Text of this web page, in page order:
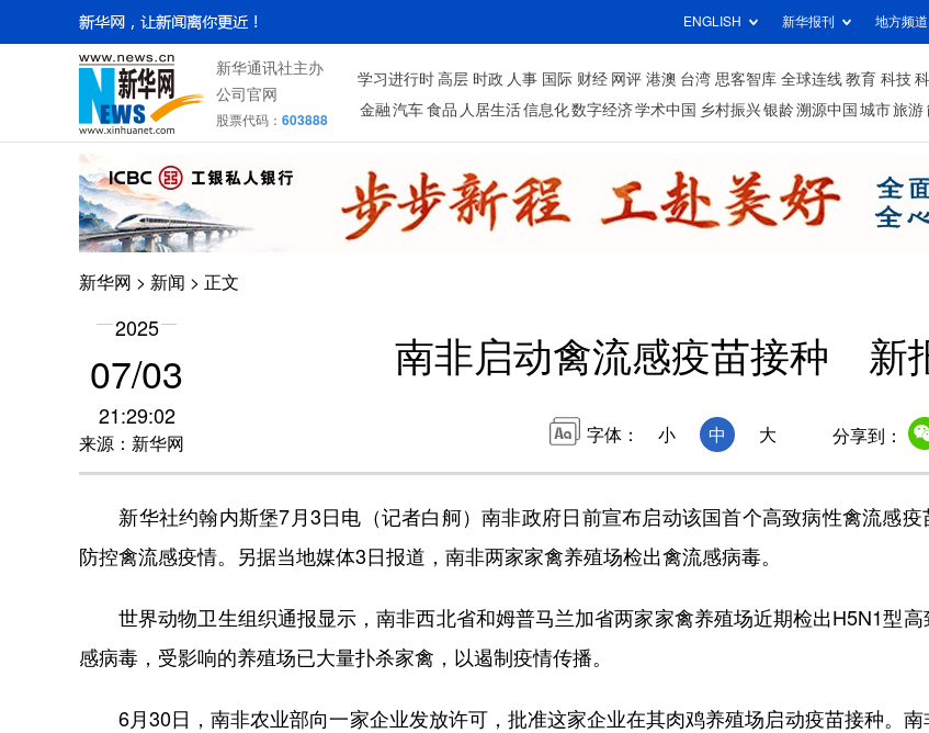
ENGLISH 新华报刊 地方频道
新华通讯社主办
公司官网
股票代码： 603888
学习进行时 高层 时政 人事 国际 财经 网评 港澳 台湾 思客智库 全球连线 教育 科技
金融 汽车 食品 人居生活信息化数字经济学术中国 乡村振兴银龄溯源中国 城市旅游
新华网 > 新闻 > 正文
2025
07/03
21:29:02
来源：新华网
南非启动禽流感疫苗接种 新
字体： 小 中 大 分享到：
新华社约翰内斯堡7月3日电（记者白舸）南非政府日前宣布启动该国首个高致病性禽流感疫
防控禽流感疫情。另据当地媒体3日报道，南非两家家禽养殖场检出禽流感病毒。
世界动物卫生组织通报显示，南非西北省和姆普马兰加省两家家禽养殖场近期检出H5N1型高
感病毒，受影响的养殖场已大量扑杀家禽，以遏制疫情传播。
6月30日，南非农业部向一家企业发放许可，批准这家企业在其肉鸡养殖场启动疫苗接种。南